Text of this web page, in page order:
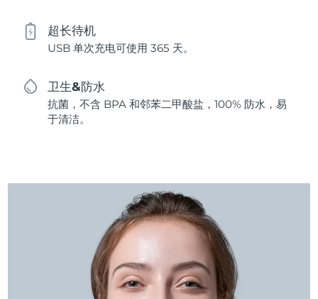
超长待机
USB 单次充电可使用 365 天。
卫生&防水
抗菌，不含 BPA 和邻苯二甲酸盐，100% 防水，易
于清洁。